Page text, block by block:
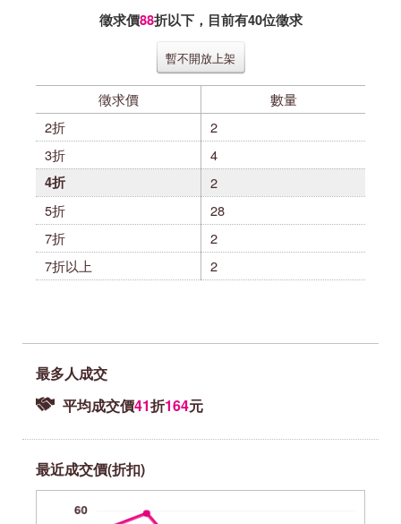
徵求價88折以下，目前有40位徵求
暫不開放上架
徵求價
數量
2折
2
3折
4
4折
2
5折
28
7折
2
7折以上
2
最多人成交
平均成交價41折164元
最近成交價(折扣)